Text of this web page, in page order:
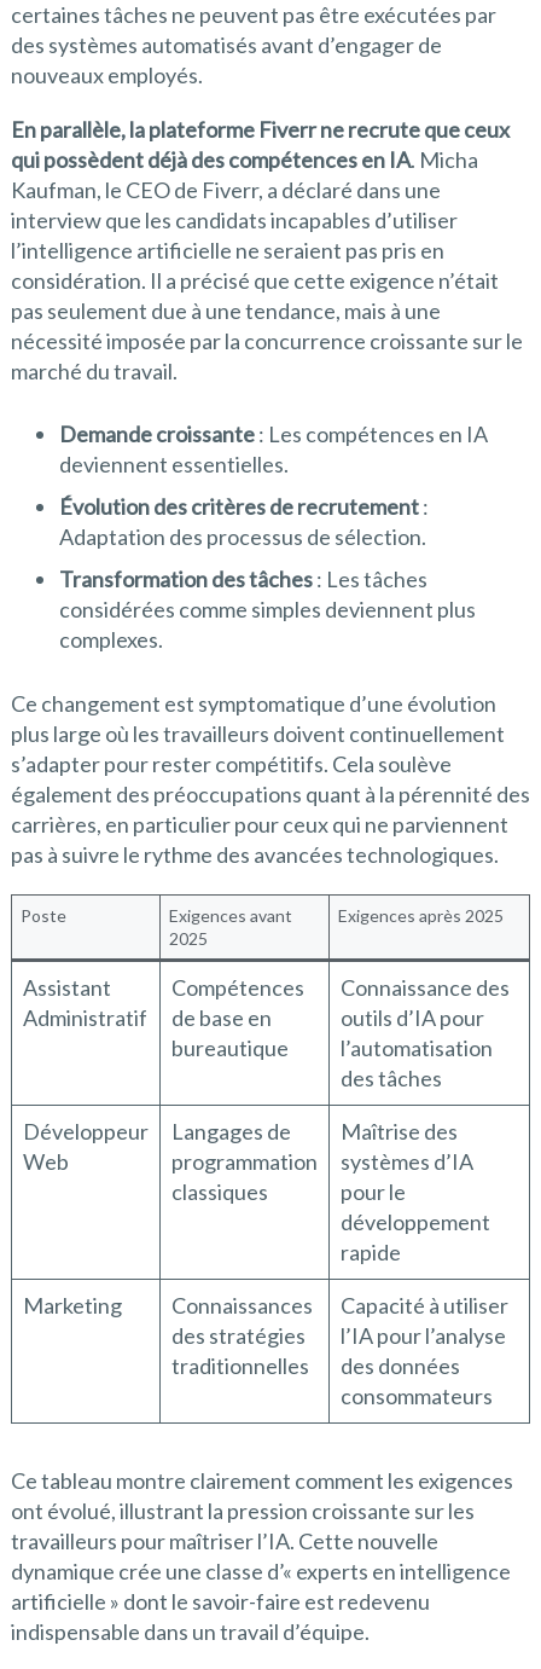
certaines tâches ne peuvent pas être exécutées par
des systèmes automatisés avant d’engager de
nouveaux employés.
En parallèle, la plateforme Fiverr ne recrute que ceux
qui possèdent déjà des compétences en IA. Micha
Kaufman, le CEO de Fiverr, a déclaré dans une
interview que les candidats incapables d’utiliser
l’intelligence artificielle ne seraient pas pris en
considération. Il a précisé que cette exigence n’était
pas seulement due à une tendance, mais à une
nécessité imposée par la concurrence croissante sur le
marché du travail.
Demande croissante: Les compétences en IA
deviennent essentielles.
Évolution des critères de recrutement:
Adaptation des processus de sélection.
Transformation des tâches: Les tâches
considérées comme simples deviennent plus
complexes.
Ce changement est symptomatique d’une évolution
plus large où les travailleurs doivent continuellement
s’adapter pour rester compétitifs. Cela soulève
également des préoccupations quant à la pérennité des
carrières, en particulier pour ceux qui ne parviennent
pas à suivre le rythme des avancées technologiques.
Poste
Exigences avant
2025
Exigences après 2025
Assistant
Administratif
Compétences
de base en
bureautique
Connaissance des
outils d’IA pour
l’automatisation
des tâches
Développeur
Web
Langages de
programmation
classiques
Maîtrise des
systèmes d’IA
pour le
développement
rapide
Marketing
Connaissances
des stratégies
traditionnelles
Capacité à utiliser
l’IA pour l’analyse
des données
consommateurs
Ce tableau montre clairement comment les exigences
ont évolué, illustrant la pression croissante sur les
travailleurs pour maîtriser l’IA. Cette nouvelle
dynamique crée une classe d’« experts en intelligence
artificielle » dont le savoir-faire est redevenu
indispensable dans un travail d’équipe.